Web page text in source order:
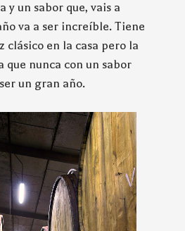
y un sabor que, vais a
va a ser increíble. Tiene
clásico en la casa pero la
que nunca con un sabor
un gran año.